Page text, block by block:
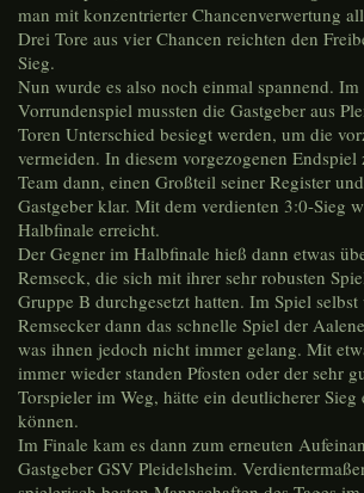
man mit konzentrierter Chancenverwertung
Drei Tore aus vier Chancen reichten den
Sieg.
Nun wurde es also noch einmal spannend. Im
Vorrundenspiel mussten die Gastgeber aus
Toren Unterschied besiegt werden, um die
vermeiden. In diesem vorgezogenen Endspiel
Team dann, einen Großteil seiner Register
Gastgeber klar. Mit dem verdienten 3:0-Sieg
Halbfinale erreicht.
Der Gegner im Halbfinale hieß dann etwas
Remseck, die sich mit ihrer sehr robusten
Gruppe B durchgesetzt hatten. Im Spiel selbst
Remsecker dann das schnelle Spiel der
was ihnen jedoch nicht immer gelang. Mit
immer wieder standen Pfosten oder der sehr
Torspieler im Weg, hätte ein deutlicherer Sieg
können.
Im Finale kam es dann zum erneuten
Gastgeber GSV Pleidelsheim.